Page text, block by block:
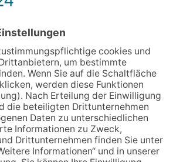
Ganz Niederhöchstadt wird zur
Festmeile
Baustellenführung führt auch in
die Zukunft der Stadt
Königstein
Klinikforum zum Thema
Karpaltunnelsyndrom
Gewinnspiel zum Start ins
Schuljahr